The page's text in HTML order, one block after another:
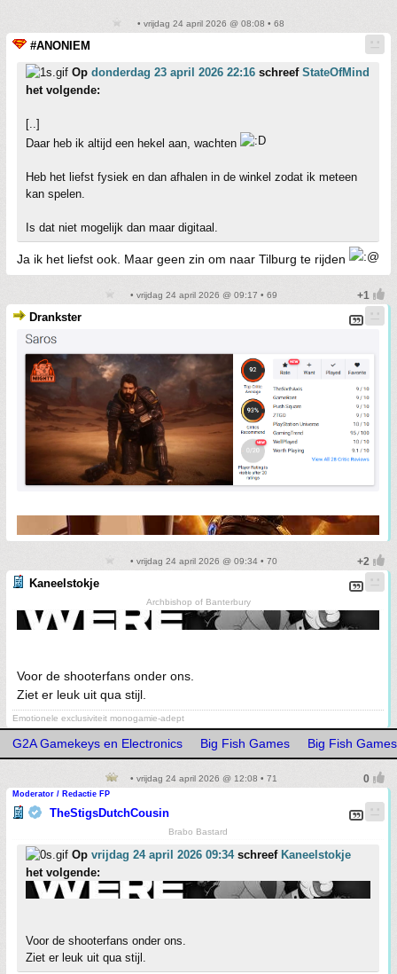
• vrijdag 24 april 2026 @ 08:08 • 68
#ANONIEM
Op donderdag 23 april 2026 22:16 schreef StateOfMind
het volgende:
[..]
Daar heb ik altijd een hekel aan, wachten
Heb het liefst fysiek en dan afhalen in de winkel zodat ik meteen
kan spelen.
Is dat niet mogelijk dan maar digitaal.
Ja ik het liefst ook. Maar geen zin om naar Tilburg te rijden
• vrijdag 24 april 2026 @ 09:17 • 69
Drankster
• vrijdag 24 april 2026 @ 09:34 • 70
Kaneelstokje
Archbishop of Banterbury
Voor de shooterfans onder ons.
Ziet er leuk uit qua stijl.
Emotionele exclusiviteit monogamie-adept
G2A Gamekeys en Electronics Big Fish Games Big Fish Games
• vrijdag 24 april 2026 @ 12:08 • 71
Moderator / Redactie FP
TheStigsDutchCousin
Brabo Bastard
Op vrijdag 24 april 2026 09:34schreef Kaneelstokje
het volgende:
Voor de shooterfans onder ons.
Ziet er leuk uit qua stijl.